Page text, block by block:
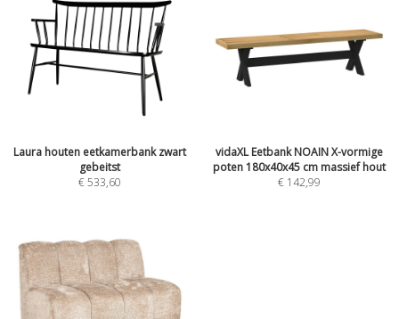
Laura houten eetkamerbank zwart
gebeitst
€ 533,60
vidaXL Eetbank NOAIN X-vormige
poten 180x40x45 cm massief hout
€ 142,99